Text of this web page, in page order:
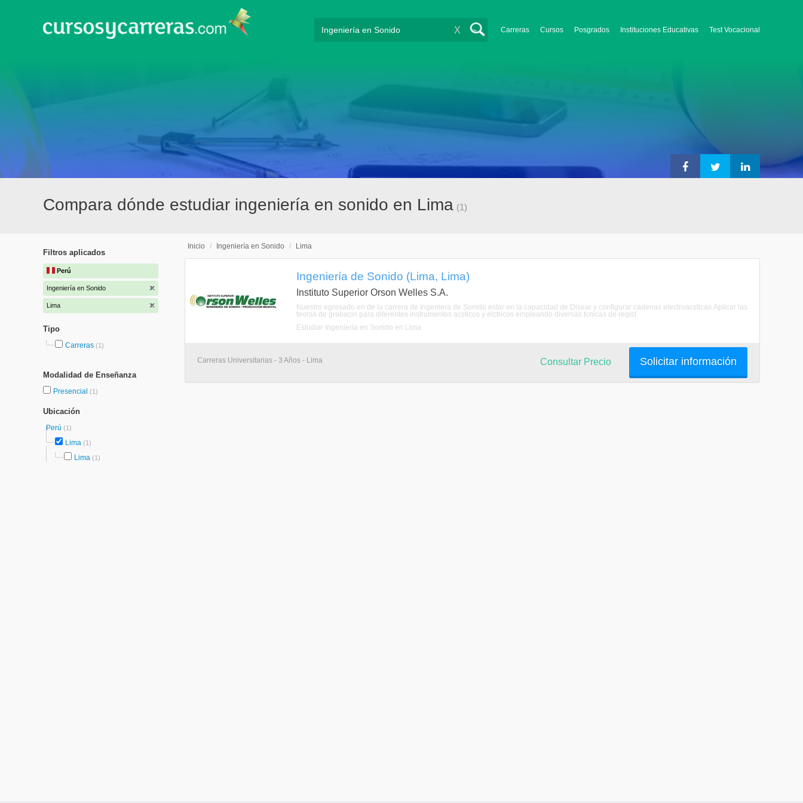
Carreras Cursos Posgrados Instituciones Educativas Test Vocacional
X
Compara dónde estudiar ingeniería en sonido en Lima (1)
Filtros aplicados
Perú
Ingeniería en Sonido
Lima
Tipo
Carreras (1)
Modalidad de Enseñanza
Presencial (1)
Ubicación
Perú (1)
Lima (1)
Lima (1)
Inicio / Ingeniería en Sonido / Lima
Ingeniería de Sonido (Lima, Lima)
Instituto Superior Orson Welles S.A.
Nuestro egresado en de la carrera de Ingeniera de Sonido estar en la capacidad de:Disear y configurar cadenas electroacsticas.Aplicar las
teoras de grabacin para diferentes instrumentos acsticos y elctricos empleando diversas tcnicas de regist
Estudiar Ingeniería en Sonido en Lima
Carreras Universitarias - 3 Años - Lima Solicitar información
Consultar Precio